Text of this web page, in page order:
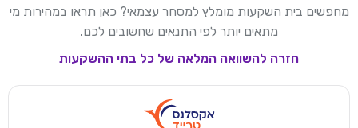
מחפשים בית השקעות מומלץ למסחר עצמאי? כאן תראו במהירות מי
מתאים יותר לפי התנאים שחשובים לכם.
חזרה להשוואה המלאה של כל בתי ההשקעות